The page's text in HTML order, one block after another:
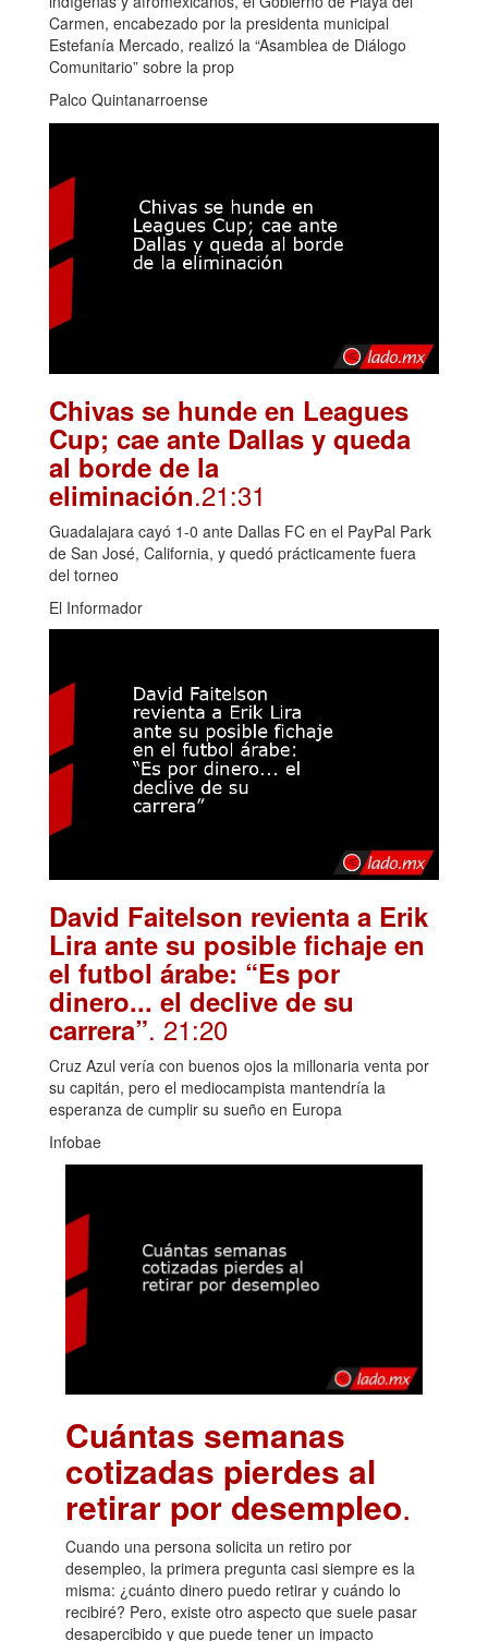
Carmen, encabezado por la presidenta municipal
Estefanía Mercado, realizó la “Asamblea de Diálogo
Comunitario” sobre la prop
Palco Quintanarroense
Chivas se hunde en Leagues
Cup; cae ante Dallas y queda
al borde de la
eliminación.21:31
Guadalajara cayó 1-0 ante Dallas FC en el PayPal Park
de San José, California, y quedó prácticamente fuera
del torneo
El Informador
David Faitelson revienta a Erik
Lira ante su posible fichaje en
el futbol árabe: “Es por
dinero... el declive de su
carrera”. 21:20
Cruz Azul vería con buenos ojos la millonaria venta por
su capitán, pero el mediocampista mantendría la
esperanza de cumplir su sueño en Europa
Infobae
Cuántas semanas
cotizadas pierdes al
retirar por desempleo.
Cuando una persona solicita un retiro por
desempleo, la primera pregunta casi siempre es la
misma: ¿cuánto dinero puedo retirar y cuándo lo
recibiré? Pero, existe otro aspecto que suele pasar
desapercibido y que puede tener un impacto